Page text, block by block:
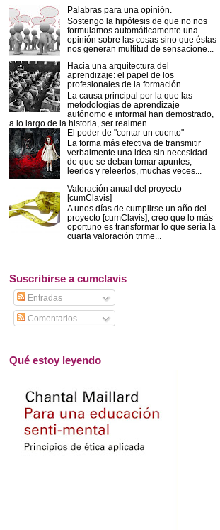
Palabras para una opinión.
Sostengo la hipótesis de que no nos
formulamos automáticamente una
opinión sobre las cosas sino que éstas
nos generan multitud de sensacione...
Hacia una arquitectura del
aprendizaje: el papel de los
profesionales de la formación
La causa principal por la que las
metodologías de aprendizaje
autónomo e informal han demostrado,
a lo largo de la historia, ser realmen...
El poder de "contar un cuento"
La forma más efectiva de transmitir
verbalmente una idea sin necesidad
de que se deban tomar apuntes,
leerlos y releerlos, muchas veces...
Valoración anual del proyecto
[cumClavis]
A unos días de cumplirse un año del
proyecto [cumClavis], creo que lo más
oportuno es transformar lo que sería la
cuarta valoración trime...
Suscribirse a cumclavis
Entradas
Comentarios
Qué estoy leyendo